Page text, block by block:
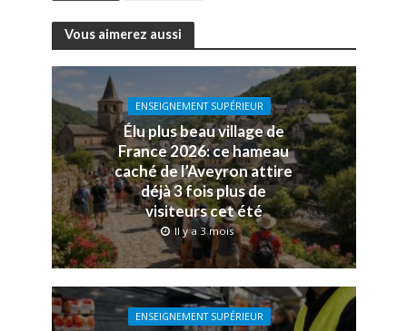
Vous aimerez aussi
ENSEIGNEMENT SUPÉRIEUR
Élu plus beau village de
France 2026: ce hameau
caché de l’Aveyron attire
déjà 3 fois plus de
visiteurs cet été
Il y a 3 mois
ENSEIGNEMENT SUPÉRIEUR